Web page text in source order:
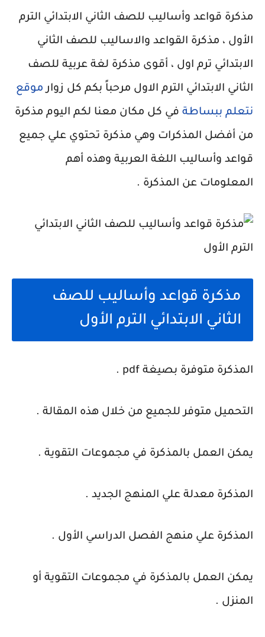
مذكرة قواعد وأساليب للصف الثاني الابتدائي الترم
الأول ، مذكرة القواعد والاساليب للصف الثاني
الابتدائي ترم اول ، أقوى مذكرة لغة عربية للصف
الثاني الابتدائي الترم الاول مرحباً بكم كل زوار موقع
نتعلم ببساطة في كل مكان معنا لكم اليوم مذكرة
من أفضل المذكرات وهي مذكرة تحتوي علي جميع
قواعد وأساليب اللغة العربية وهذه أهم
المعلومات عن المذكرة .
مذكرة قواعد وأساليب للصف
الثاني الابتدائي الترم الأول
المذكرة متوفرة بصيغة pdf .
التحميل متوفر للجميع من خلال هذه المقالة .
يمكن العمل بالمذكرة في مجموعات التقوية .
المذكرة معدلة علي المنهج الجديد .
المذكرة علي منهج الفصل الدراسي الأول .
يمكن العمل بالمذكرة في مجموعات التقوية أو
المنزل .